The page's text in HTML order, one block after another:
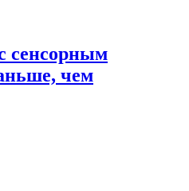
сенсорным
чем